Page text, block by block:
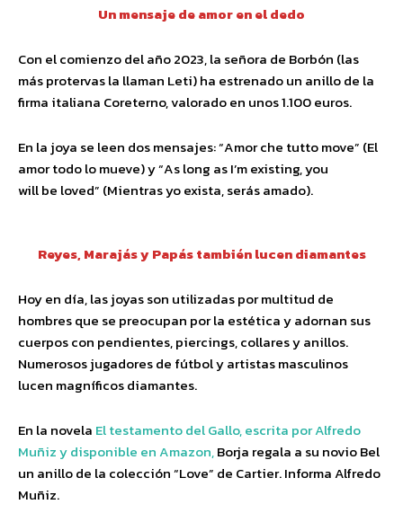
Un mensaje de amor en el dedo
Con el comienzo del año 2023, la señora de Borbón (las
más protervas la llaman Leti) ha estrenado un anillo de la
firma italiana Coreterno, valorado en unos 1.100 euros.
En la joya se leen dos mensajes: “Amor che tutto move” (El
amor todo lo mueve) y “As long as I’m existing, you
will be loved” (Mientras yo exista, serás amado).
Reyes, Marajás y Papás también lucen diamantes
Hoy en día, las joyas son utilizadas por multitud de
hombres que se preocupan por la estética y adornan sus
cuerpos con pendientes, piercings, collares y anillos.
Numerosos jugadores de fútbol y artistas masculinos
lucen magníficos diamantes.
En la novela El testamento del Gallo, escrita por Alfredo
Muñiz y disponible en Amazon,Borja regala a su novio Bel
un anillo de la colección “Love” de Cartier. Informa Alfredo
Muñiz.